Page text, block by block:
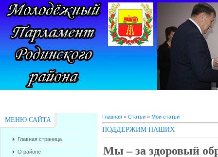
МЕНЮ САЙТА
Главная страница
О районе
Главная » Статьи » Мои статьи
ПОДДЕРЖИМ НАШИХ
Мы – за здоровый